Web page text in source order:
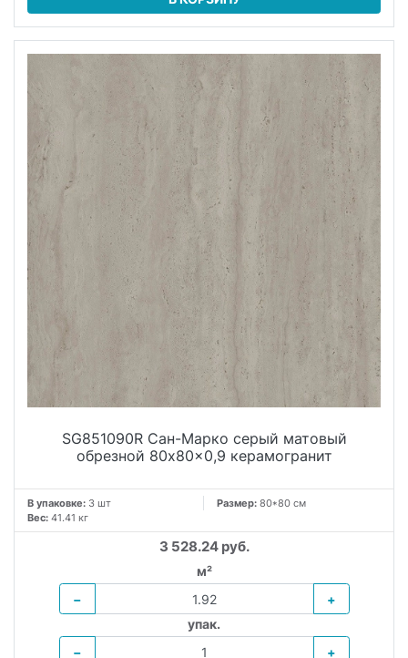
SG851090R Сан-Марко серый матовый
обрезной 80x80x0,9 керамогранит
В упаковке: 3 шт Размер: 80*80 см
Вес: 41.41 кг
3 528.24 руб.
м²
−
+
упак.
−
+